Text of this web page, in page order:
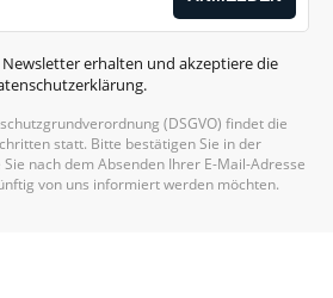
erhalten und akzeptiere die
.
Alternative:(DSGVO) findet die
statt. Bitte bestätigen Sie in der
nach dem Absenden Ihrer E-Mail-Adresse
von uns informiert werden möchten.